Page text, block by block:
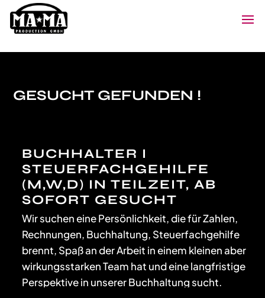
GESUCHT GEFUNDEN !
BUCHHALTER I
STEUERFACHGEHILFE
(M,W,D) IN TEILZEIT, AB
SOFORT GESUCHT
Wir suchen eine Persönlichkeit, die für Zahlen,
Rechnungen, Buchhaltung, Steuerfachgehilfe
brennt, Spaß an der Arbeit in einem kleinenaber
wirkungsstarken Team hat und eine langfristige
Perspektive in unserer Buchhaltung sucht.